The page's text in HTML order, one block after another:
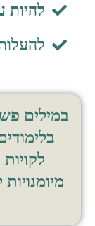
להיות
במילים